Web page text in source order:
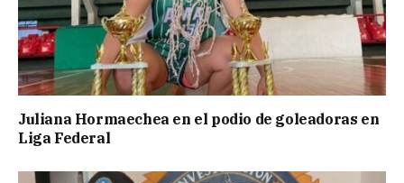
Juliana Hormaechea en el podio de goleadoras en
Liga Federal